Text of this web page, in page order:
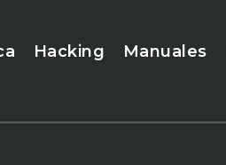
Hacking Manuales